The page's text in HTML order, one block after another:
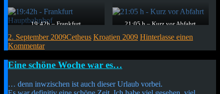
19:42h – Frankfurt
Und der Blick, wenn man aus
der Tür tritt
21:05 h – Kurz vor Abfahrt
mit einem weinenden und einem
2. September 2009Cetheus Kroatien 2009 Hinterlasse einen
Kommentar
Kurzmitteilung
Eine schöne Woche war es…
… denn inwzischen ist auch dieser Urlaub vorbei.